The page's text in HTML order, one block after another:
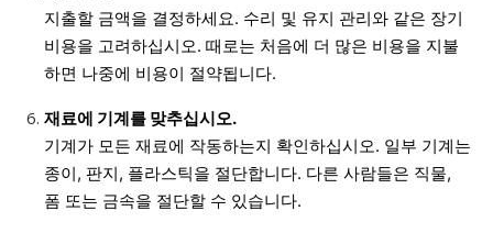
지출할 금액을 결정하세요. 수리 및 유지 관리와 같은 장기
비용을 고려하십시오. 때로는 처음에 더 많은 비용을 지불
하면 나중에 비용이 절약됩니다.
재료에 기계를 맞추십시오.
기계가 모든 재료에 작동하는지 확인하십시오. 일부 기계는
종이, 판지, 플라스틱을 절단합니다. 다른 사람들은 직물,
폼 또는 금속을 절단할 수 있습니다.